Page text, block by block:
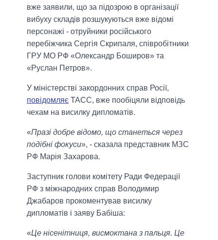
вже заявили, що за підозрою в організації
вибуху складів розшукуються вже відомі
персонажі - отруйники російського
перебіжчика Сергія Скрипаля, співробітники
ГРУ МО РФ «Олександр Боширов» та
«Руслан Петров».
У міністерстві закордонних справ Росії,
повідомляє ТАСС, вже пообіцяли відповідь
чехам на висилку дипломатів.
«Празі добре відомо, що станеться через
подібні фокуси», - сказала представник МЗС
РФ Марія Захарова.
Заступник голови комітету Ради Федерації
РФ з міжнародних справ Володимир
Джабаров прокоментував висилку
дипломатів і заяву Бабіша:
«Це нісенітниця, висмоктана з пальця. Це